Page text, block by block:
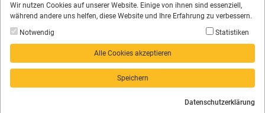
Wir nutzen Cookies auf unserer Website. Einige von ihnen sind essenziell,
während andere uns helfen, diese Website und Ihre Erfahrung zu verbessern.
Notwendig
Statistiken
Alle Cookies akzeptieren
Speichern
Datenschutzerklärung
Mai: Fans
Juni
: Schiedsrichter
: Begeisterung